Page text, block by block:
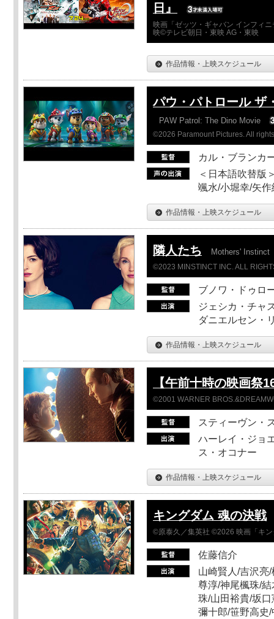
日』
映画「ゼッツ・ギャバン インフィ
映©テレビ朝日・東映 AG・東映
作品情報・上映スケジュール
パウ・パトロール ザ
PAW Patrol: The Dino Movie
©2026 Paramount Pictures. All
カル・ブランカ
＜日本語吹替版
颯水/小堀幸/矢作
作品情報・上映スケジュール
隣人たち Mothers' Instinct
©2023 MINSTINCT INC. ALL
ブノワ・ドゥロ
ジェシカ・チャ
ダニエルセン・
作品情報・上映スケジュール
【午前十時の映画祭
©2001 WARNER
スティーヴン・
ハーレイ・ジョ
ス・オコナー
作品情報・上映スケジュール
キングダム 魂の決戦
©原泰久／集英社 ©2026 映画「キ
佐藤信介
山崎賢人/吉沢亮
尊淳/神尾楓珠/
珠/山田裕貴/坂
彌十郎/笹野高史